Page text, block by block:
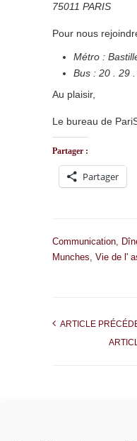
75011 PARIS
Pour nous
Métro :
Bus : 20 . 29
Au plaisir,
Le bureau de
Partager :
Partager
Communication,
Munches, Vie de l'
ARTICLE